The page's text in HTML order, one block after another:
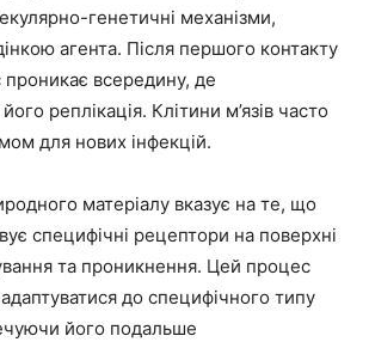
генетичні механізми,
агента. Після першого контакту
проникає всередину, де
реплікація. Клітини м’язів часто
для нових інфекцій.
матеріалу вказує на те, що
специфічні рецептори на поверхні
та проникнення. Цей процес
до специфічного типу
його подальше